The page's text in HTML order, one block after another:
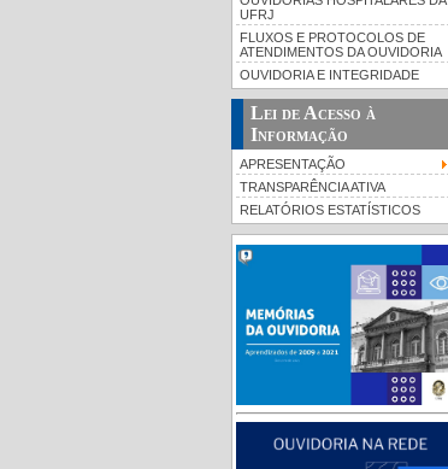
UFRJ
FLUXOS E PROTOCOLOS DE
ATENDIMENTOS DA OUVIDORIA
OUVIDORIA E INTEGRIDADE
Lei de Acesso à
Informação
APRESENTAÇÃO
TRANSPARÊNCIA ATIVA
RELATÓRIOS ESTATÍSTICOS